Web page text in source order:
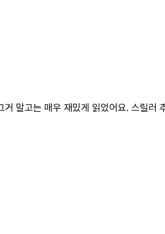
말고는 매우 재밌게 읽었어요. 스릴러